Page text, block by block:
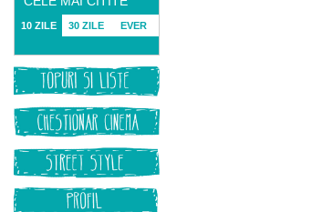
10 ZILE 30 ZILE EVER